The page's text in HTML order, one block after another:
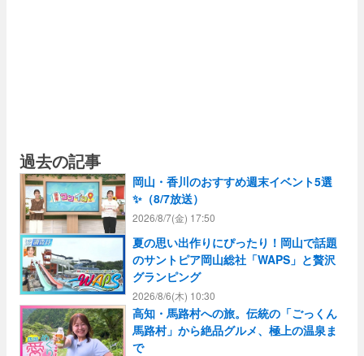
過去の記事
岡山・香川のおすすめ週末イベント5選
✨（8/7放送）
2026/8/7(金) 17:50
夏の思い出作りにぴったり！岡山で話題
のサントピア岡山総社「WAPS」と贅沢
グランピング
2026/8/6(木) 10:30
高知・馬路村への旅。伝統の「ごっくん
馬路村」から絶品グルメ、極上の温泉ま
で